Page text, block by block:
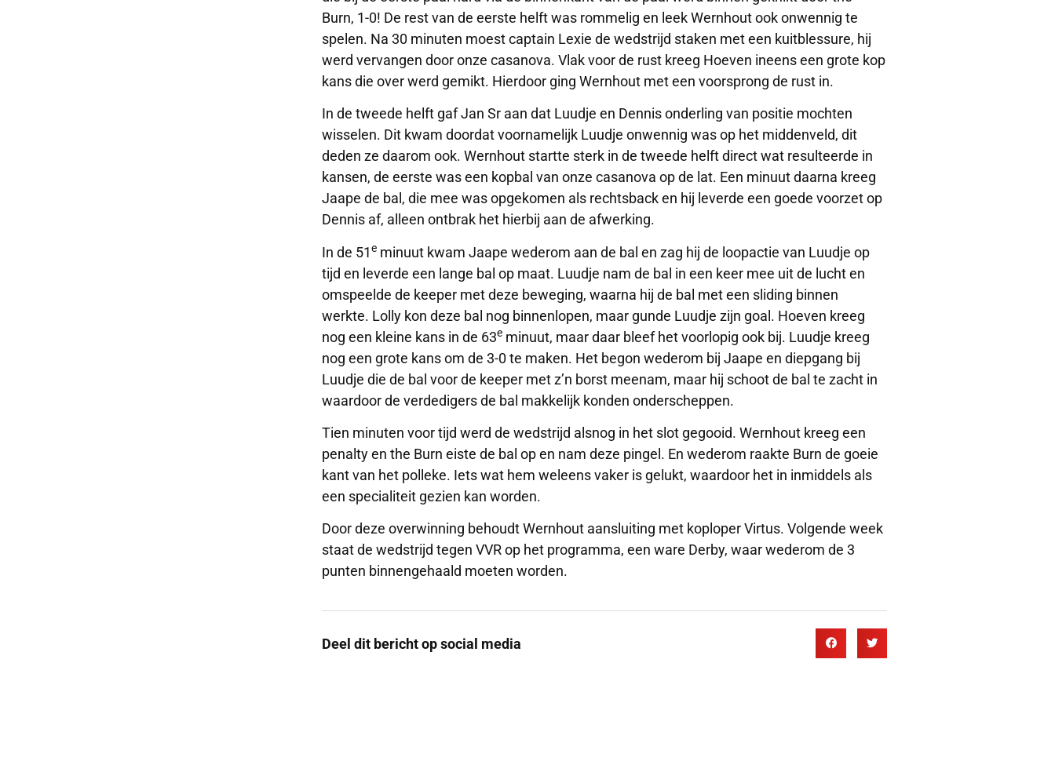
Burn, 1-0! De rest van de eerste helft was rommelig en leek Wernhout ook onwennig te
spelen. Na 30 minuten moest captain Lexie de wedstrijd staken met een kuitblessure, hij
werd vervangen door onze casanova. Vlak voor de rust kreeg Hoeven ineens een grote kop
kans die over werd gemikt. Hierdoor ging Wernhout met een voorsprong de rust in.
In de tweede helft gaf Jan Sr aan dat Luudje en Dennis onderling van positie mochten
wisselen. Dit kwam doordat voornamelijk Luudje onwennig was op het middenveld, dit
deden ze daarom ook. Wernhout startte sterk in de tweede helft direct wat resulteerde in
kansen, de eerste was een kopbal van onze casanova op de lat. Een minuut daarna kreeg
Jaape de bal, die mee was opgekomen als rechtsback en hij leverde een goede voorzet op
Dennis af, alleen ontbrak het hierbij aan de afwerking.
In de 51eminuut kwam Jaape wederom aan de bal en zag hij de loopactie van Luudje op
tijd en leverde een lange bal op maat. Luudje nam de bal in een keer mee uit de lucht en
omspeelde de keeper met deze beweging, waarna hij de bal met een sliding binnen
werkte. Lolly kon deze bal nog binnenlopen, maar gunde Luudje zijn goal. Hoeven kreeg
nog een kleine kans in de 63eminuut, maar daar bleef het voorlopig ook bij. Luudje kreeg
nog een grote kans om de 3-0 te maken. Het begon wederom bij Jaape en diepgang bij
Luudje die de bal voor de keeper met z’n borst meenam, maar hij schoot de bal te zacht in
waardoor de verdedigers de bal makkelijk konden onderscheppen.
Tien minuten voor tijd werd de wedstrijd alsnog in het slot gegooid. Wernhout kreeg een
penalty en the Burn eiste de bal op en nam deze pingel. En wederom raakte Burn de goeie
kant van het polleke. Iets wat hem weleens vaker is gelukt, waardoor het in inmiddels als
een specialiteit gezien kan worden.
Door deze overwinning behoudt Wernhout aansluiting met koploper Virtus. Volgende week
staat de wedstrijd tegen VVR op het programma, een ware Derby, waar wederom de 3
punten binnengehaald moeten worden.
Deel dit bericht op social media